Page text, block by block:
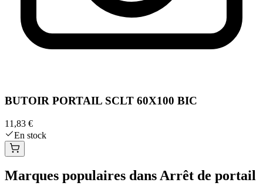
BUTOIR PORTAIL SCLT 60X100 BIC
11,83 €
En stock
Marques populaires dans Arrêt de portail